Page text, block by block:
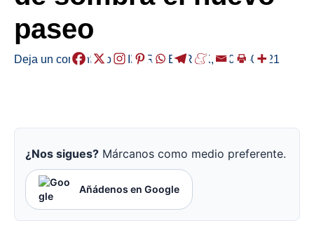
paseo
Deja un comentario /EIBAR ,HERRIAK,/2026-05-21
¿Nos sigues? Márcanos como medio preferente.
Añádenos en Google